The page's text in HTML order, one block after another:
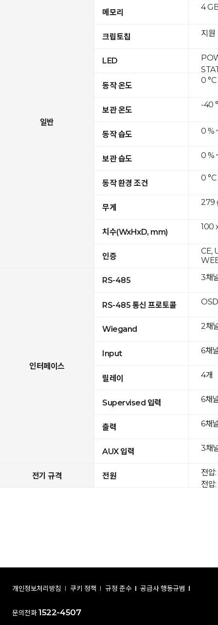
일반
메모리
크립토칩
LED
동작 온도
보관 온도
동작 습도
보관 습도
동작 환경 조건
무게
치수(WxHxD, mm)
인증
인터페이스
RS-485
RS-485 통신 프로토콜
Wiegand
Input
릴레이
Supervised 입력
출력
AUX 입력
전기 규격 전원
4
지원
0 °C
-40
0 %
0 %
0 °C
279
100
CE,
3채
2채
6채
4개
6채
6채
3채
전압
전압
개인정보처리방침 쿠키 정책 규정 준수 공급사 행동규범
문의전화 1522-4507